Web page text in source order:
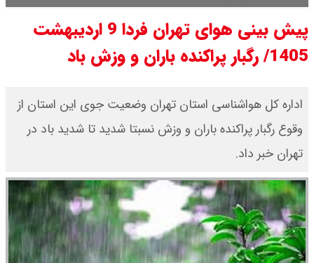
۱۴۰۵/ صعود طلا ادامه‌دار شد
۱۴۰۵ اعلام شد/ طلا بر مدار صعود
قیمت نفت امروز جمعه ۱۶ مرداد ۱۴۰۵
پیش بینی هوای تهران فردا 9 اردیبهشت
1405/ رگبار پراکنده باران و وزش باد
​اداره کل هواشناسی استان تهران وضعیت جوی این استان از
وقوع رگبار پراکنده باران و وزش نسبتا شدید تا شدید باد در
تهران خبر داد.